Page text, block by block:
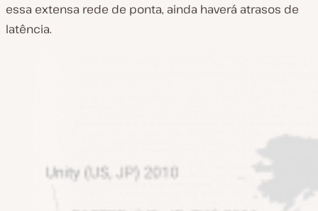
essa extensa rede de ponta, ainda haverá atrasos de
latência.